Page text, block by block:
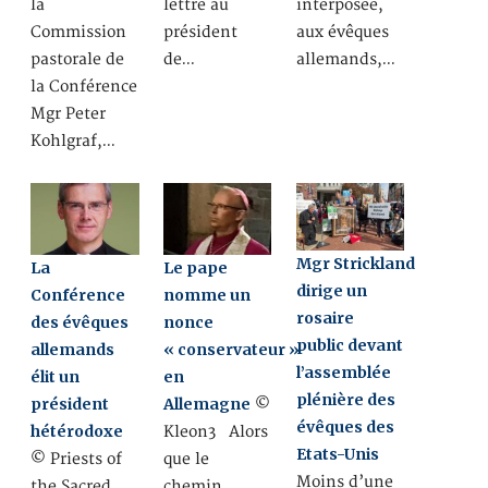
la
Commission
pastorale de
la Conférence
Mgr Peter
Kohlgraf,…
lettre au
président
de…
interposée,
aux évêques
allemands,…
La
Conférence
des évêques
allemands
élit un
président
hétérodoxe
© Priests of
Le pape
nomme un
nonce
« conservateur »
en
Allemagne ©
Kleon3 Alors
que le
Mgr Strickland
dirige un
rosaire
public devant
l’assemblée
plénière des
évêques des
Etats-Unis
Moins d’une